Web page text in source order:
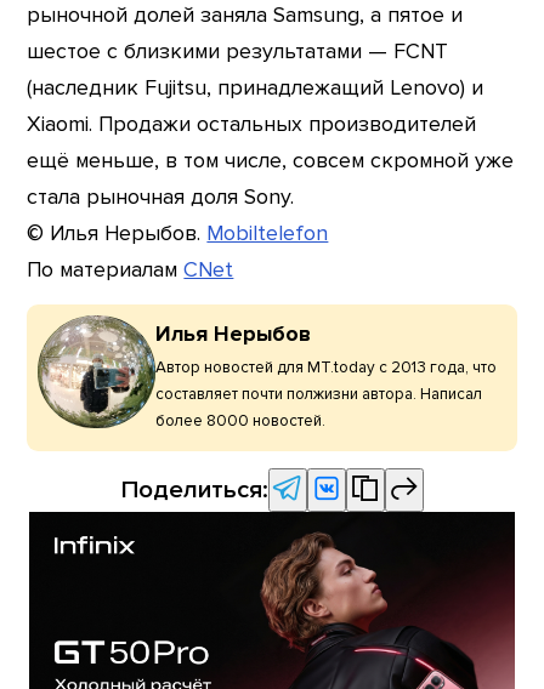
рыночной долей заняла Samsung, а пятое и
шестое с близкими результатами — FCNT
(наследник Fujitsu, принадлежащий Lenovo) и
Xiaomi. Продажи остальных производителей
ещё меньше, в том числе, совсем скромной уже
стала рыночная доля Sony.
© Илья Нерыбов. Mobiltelefon
По материаламCNet
Илья Нерыбов
Автор новостей для MT.today с 2013 года, что
составляет почти полжизни автора. Написал
более 8000 новостей.
Поделиться: